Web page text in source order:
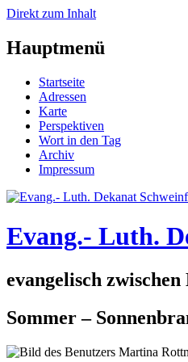
Direkt zum Inhalt
Hauptmenü
Startseite
Adressen
Karte
Perspektiven
Wort in den Tag
Archiv
Impressum
Evang.- Luth.
evangelisch
Sommer –